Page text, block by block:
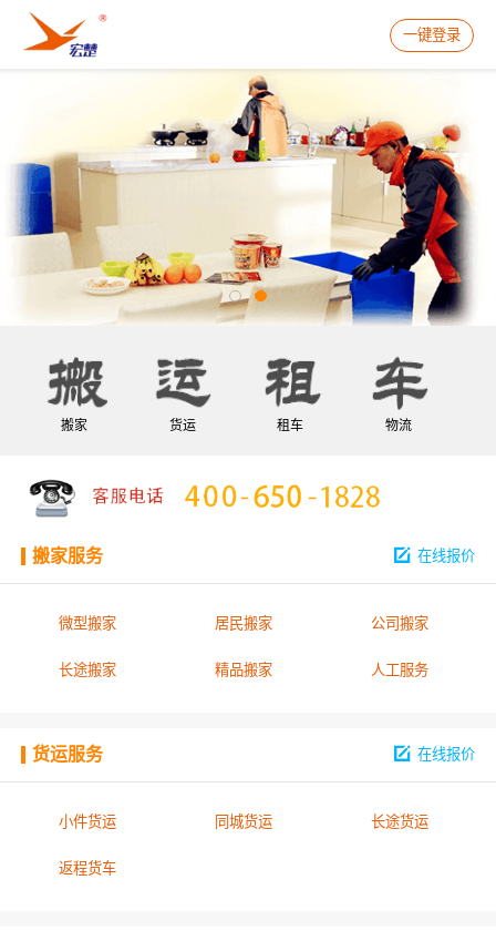
一键登录
搬家 货运 租车 物流
在线报价
搬家服务
微型搬家 居民搬家 公司搬家
长途搬家 精品搬家 人工服务
在线报价
货运服务
小件货运 同城货运 长途货运
返程货车